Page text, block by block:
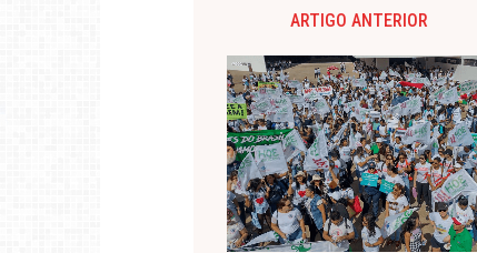
ARTIGO ANTERIOR